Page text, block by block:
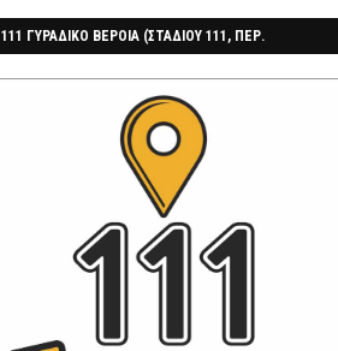
111 ΓΥΡΑΔΙΚΟ ΒΕΡΟΙΑ (ΣΤΑΔΙΟΥ 111, ΠΕΡ.